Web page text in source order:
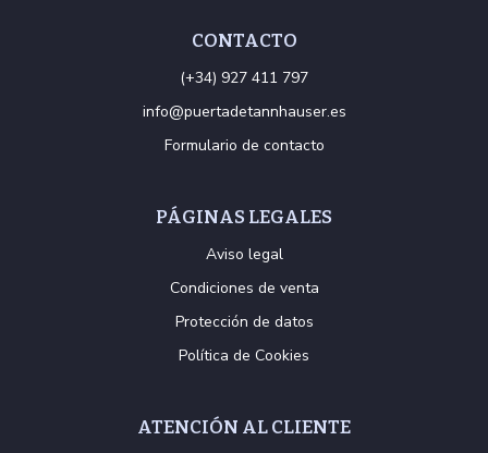
CONTACTO
(+34) 927 411 797
info@puertadetannhauser.es
Formulario de contacto
PÁGINAS LEGALES
Aviso legal
Condiciones de venta
Protección de datos
Política de Cookies
ATENCIÓN AL CLIENTE